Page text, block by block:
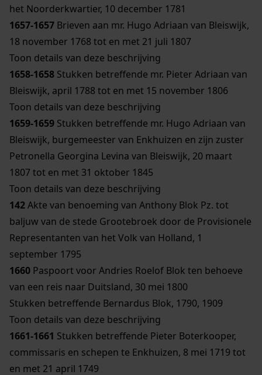
het Noorderkwartier, 10 december 1781
1657-1657 Brieven aan mr. Hugo Adriaan van Bleiswijk,
18 november 1768 tot en met 21 juli 1807
Toon details van deze beschrijving
1658-1658 Stukken betreffende mr. Pieter Adriaan van
Bleiswijk, april 1788 tot en met 15 november 1806
Toon details van deze beschrijving
1659-1659 Stukken betreffende mr. Hugo Adriaan van
Bleiswijk, burgemeester van Enkhuizen en zijn zuster
Petronella Georgina Levina van Bleiswijk, 20 maart
1807 tot en met 31 oktober 1845
Toon details van deze beschrijving
142Akte van benoeming van Anthony Blok Pz. tot
baljuw van de stede Grootebroek door de Provisionele
Representanten van het Volk van Holland, 1
september 1795
1660 Paspoort voor Andries Roelof Blok ten behoeve
van een reis naar Duitsland, 30 mei 1800
Stukken betreffende Bernardus Blok, 1790, 1909
Toon details van deze beschrijving
1661-1661 Stukken betreffende Pieter Boterkooper,
commissaris en schepen te Enkhuizen, 8 mei 1719 tot
en met 21 april 1749